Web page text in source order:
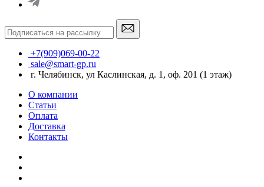
+7(909)069-00-22
sale@smart-gp.ru
г. Челябинск, ул Каслинская, д. 1, оф. 201 (1 этаж)
О компании
Статьи
Оплата
Доставка
Контакты